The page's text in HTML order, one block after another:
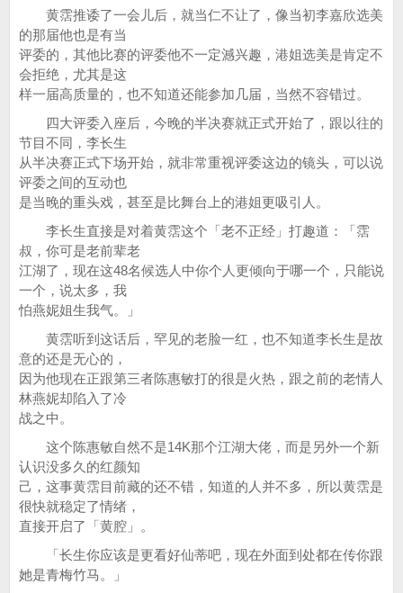
黄霑推诿了一会儿后，就当仁不让了，像当初李嘉欣选美
的那届他也是有当
评委的，其他比赛的评委他不一定澸兴趣，港姐选美是肯定不
会拒绝，尤其是这
样一届高质量的，也不知道还能参加几届，当然不容错过。
四大评委入座后，今晚的半决赛就正式开始了，跟以往的
节目不同，李长生
从半决赛正式下场开始，就非常重视评委这边的镜头，可以说
评委之间的互动也
是当晚的重头戏，甚至是比舞台上的港姐更吸引人。
李长生直接是对着黄霑这个「老不正经」打趣道：「霑
叔，你可是老前辈老
江湖了，现在这48名候选人中你个人更倾向于哪一个，只能说
一个，说太多，我
怕燕妮姐生我气。」
黄霑听到这话后，罕见的老脸一红，也不知道李长生是故
意的还是无心的，
因为他现在正跟第三者陈惠敏打的很是火热，跟之前的老情人
林燕妮却陷入了冷
战之中。
这个陈惠敏自然不是14K那个江湖大佬，而是另外一个新
认识没多久的红颜知
己，这事黄霑目前藏的还不错，知道的人并不多，所以黄霑是
很快就稳定了情绪，
直接开启了「黄腔」。
「长生你应该是更看好仙蒂吧，现在外面到处都在传你跟
她是青梅竹马。」